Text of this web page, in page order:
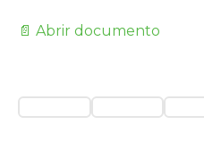
📄 Abrir documento